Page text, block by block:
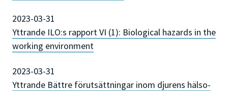
2023-03-31
Yttrande ILO:s rapport VI (1): Biological hazards in the
working environment
2023-03-31
Yttrande Bättre förutsättningar inom djurens hälso-